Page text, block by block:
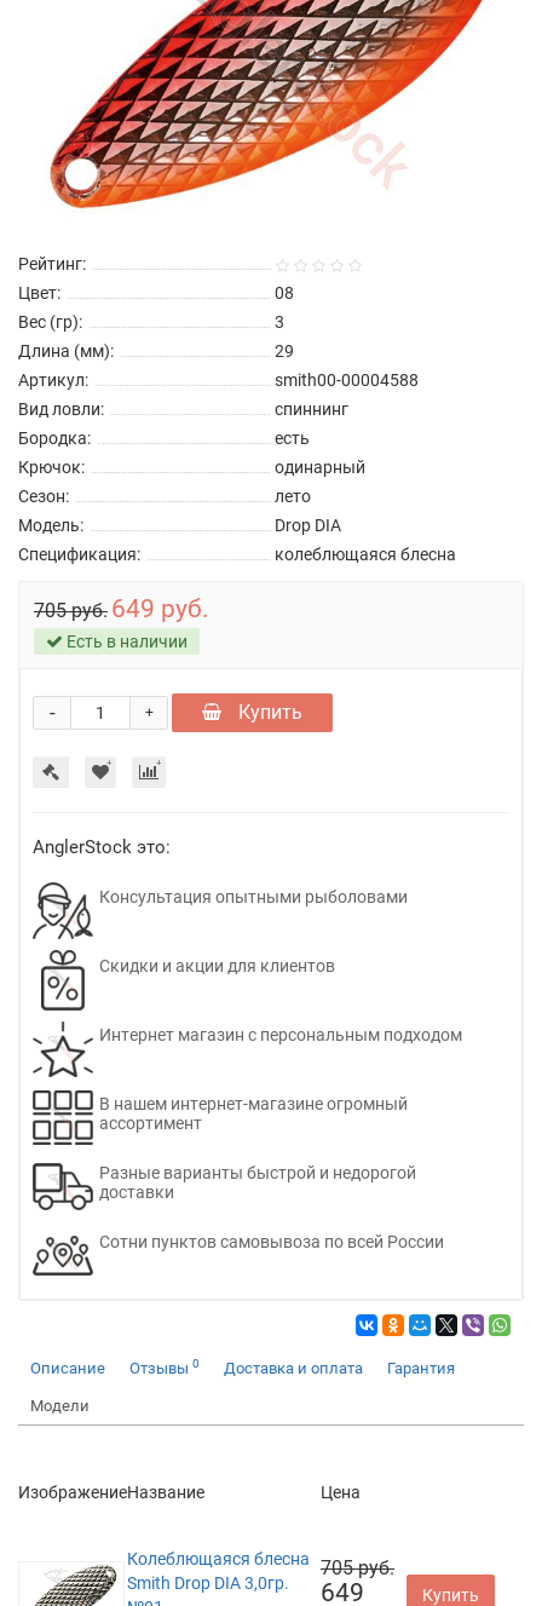
Рейтинг:
Цвет:
08
Вес (гр):
3
Длина (мм):
29
Артикул:
smith00-00004588
Вид ловли:
спиннинг
Бородка:
есть
Крючок:
одинарный
Сезон:
лето
Модель:
Drop DIA
Спецификация:
колеблющаяся блесна
705 руб. 649 руб.
Есть в наличии
+
- Купить
AnglerStock это:
Консультация опытными рыболовами
Скидки и акции для клиентов
Интернет магазин с персональным подходом
В нашем интернет-магазине огромный
ассортимент
Разные варианты быстрой и недорогой
доставки
Сотни пунктов самовывоза по всей России
Описание Отзывы 0 Доставка и оплата Гарантия
Модели
ИзображениеНазвание Цена
Колеблющаяся блесна
Smith Drop DIA 3,0гр.
705 руб.
649
Купить